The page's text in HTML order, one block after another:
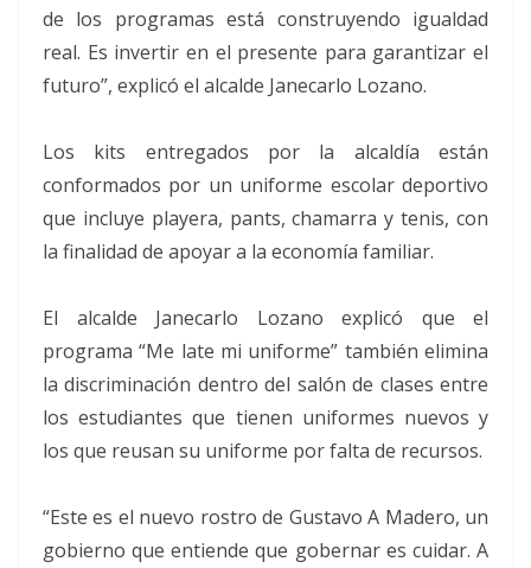
de los programas está construyendo igualdad
real. Es invertir en el presente para garantizar el
futuro”, explicó el alcalde Janecarlo Lozano.
Los kits entregados por la alcaldía están
conformados por un uniforme escolar deportivo
que incluye playera, pants, chamarra y tenis, con
la finalidad de apoyar a la economía familiar.
El alcalde Janecarlo Lozano explicó que el
programa “Me late mi uniforme” también elimina
la discriminación dentro del salón de clases entre
los estudiantes que tienen uniformes nuevos y
los que reusan su uniforme por falta de recursos.
“Este es el nuevo rostro de Gustavo A Madero, un
gobierno que entiende que gobernar es cuidar. A